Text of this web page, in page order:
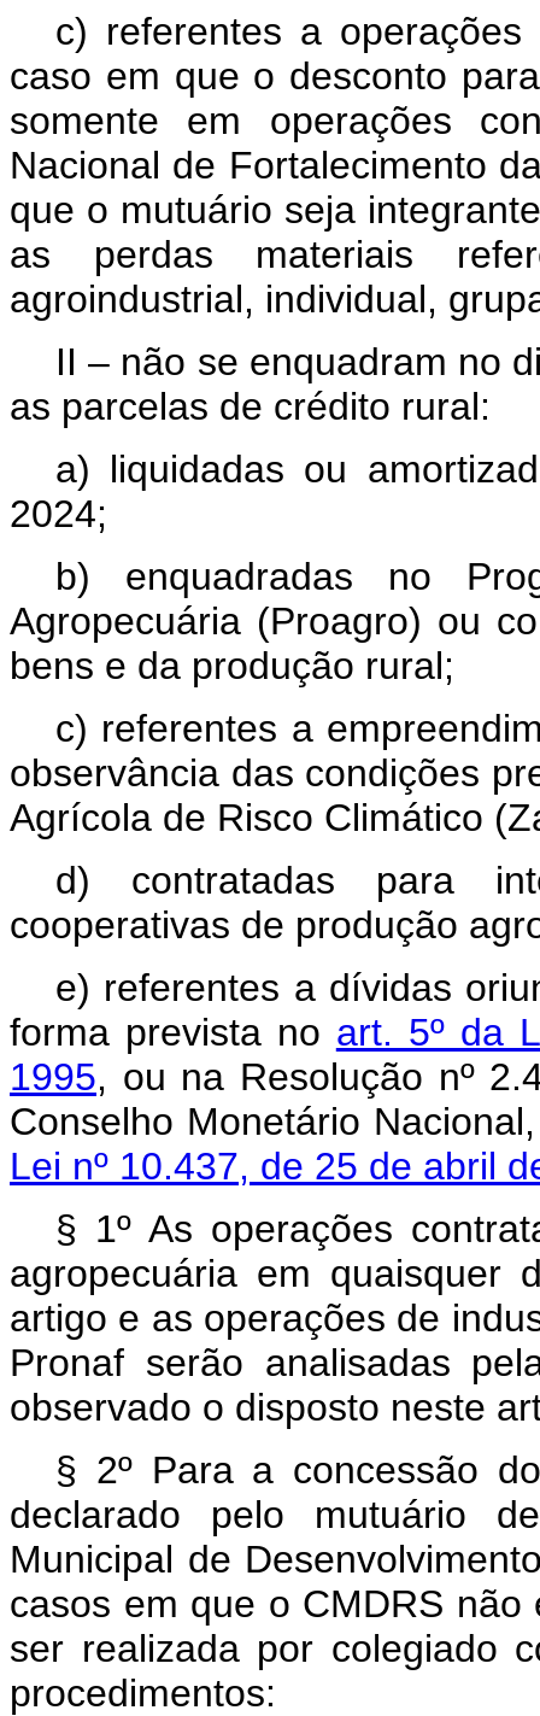
c) referentes a
caso em que o desconto
somente em operações
Nacional de Fortalecimento
que o mutuário seja
as perdas materiais
agroindustrial, individual,
II – não se enquadram no
as parcelas de crédito rural:
a) liquidadas ou
2024;
b) enquadradas no
Agropecuária (Proagro) ou
bens e da produção rural;
c) referentes a
observância das condições
Agrícola de Risco Climático
d) contratadas para
cooperativas de produção
e) referentes a dívidas
forma prevista no art. 5º da
1995, ou na Resolução nº
Conselho Monetário
Lei nº 10.437, de 25 de abril
§ 1º As operações
agropecuária em
artigo e as operações de
Pronaf serão analisadas
observado o disposto neste
§ 2º Para a concessão
declarado pelo mutuário
Municipal de
casos em que o CMDRS
ser realizada por colegiado
procedimentos: